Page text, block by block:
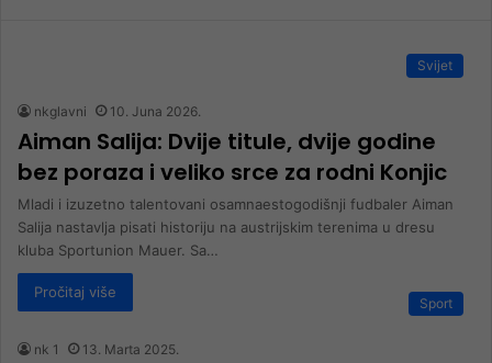
Svijet
nkglavni 10. Juna 2026.
Aiman Salija: Dvije titule, dvije godine
bez poraza i veliko srce za rodni Konjic
Mladi i izuzetno talentovani osamnaestogodišnji fudbaler Aiman
Salija nastavlja pisati historiju na austrijskim terenima u dresu
kluba Sportunion Mauer. Sa…
Pročitaj više
Sport
nk 1 13. Marta 2025.